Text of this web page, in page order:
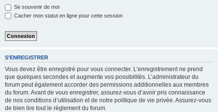
Se souvenir de moi
Cacher mon statut en ligne pour cette session
S’ENREGISTRER
Vous devez être enregistré pour vous connecter. L’enregistrement ne prend
que quelques secondes et augmente vos possibilités. L’administrateur du
forum peut également accorder des permissions additionnelles aux membres
du forum. Avant de vous enregistrer, assurez-vous d’avoir pris connaissance
de nos conditions d’utilisation et de notre politique de vie privée. Assurez-vous
de bien lire tout le règlement du forum.